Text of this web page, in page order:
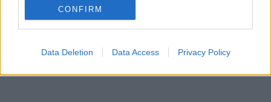
CONFIRM
Data Deletion Data Access Privacy Policy
okres
Reklama: